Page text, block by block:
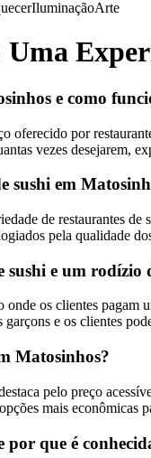
IluminaçãoArte
Uma
e como
por
vezes desejarem,
sushi em
de restaurantes
pela qualidade
e um rodízio
os clientes
garçons e os clientes
Matosinhos?
pelo preço
mais econômicas
que é